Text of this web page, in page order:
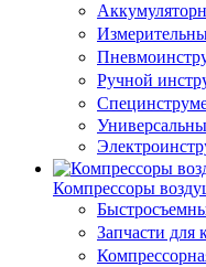
Ручной
Компрессоры
Запчасти для